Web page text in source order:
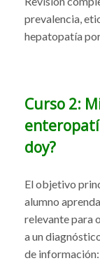
prevalencia,
hepatopatía
Curso 2:
doy?
El objetivo
alumno
relevante para
a un
de información: